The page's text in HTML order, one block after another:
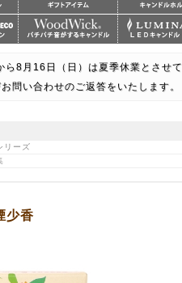
8月16日（日）は夏季休業とさせ
問い合わせのご返答をいたします。
リーズ
少香